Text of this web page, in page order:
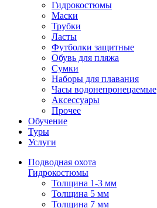
Гидрокостюмы
Маски
Трубки
Ласты
Футболки защитные
Обувь для пляжа
Сумки
Наборы для плавания
Часы водонепронецаемые
Аксессуары
Прочее
Обучение
Туры
Услуги
Подводная охота
Гидрокостюмы
Толщина 1-3 мм
Толщина 5 мм
Толщина 7 мм